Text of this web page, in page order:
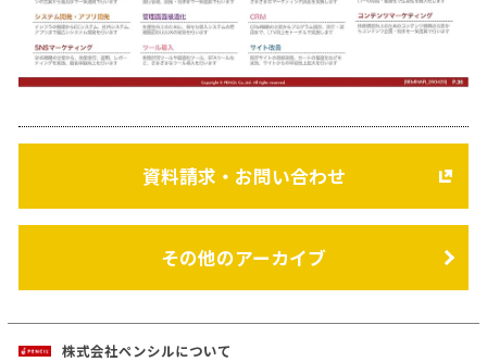
資料請求・お問い合わせ
その他のアーカイブ
株式会社ペンシルについて